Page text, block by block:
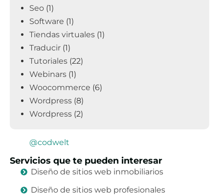
Seo (1)
Software (1)
Tiendas virtuales (1)
Traducir (1)
Tutoriales (22)
Webinars (1)
Woocommerce (6)
Wordpress (8)
Wordpress (2)
@codwelt
Servicios que te pueden interesar
Diseño de sitios web inmobiliarios
Diseño de sitios web profesionales